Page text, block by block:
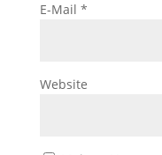
E-Mail *
Website